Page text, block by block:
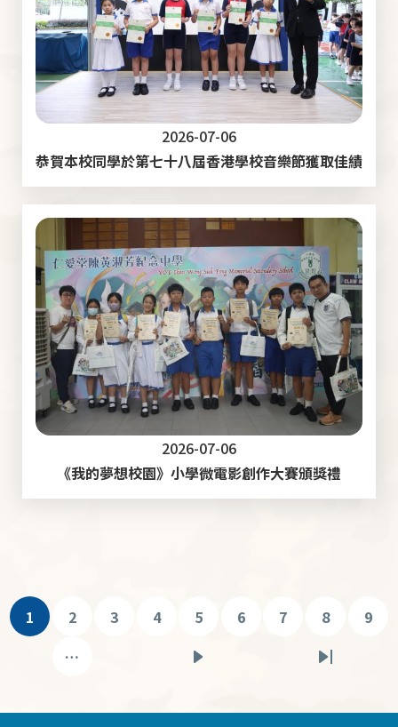
2026-07-06
恭賀本校同學於第七十八屆香港學校音樂節獲取佳績
2026-07-06
《我的夢想校園》小學微電影創作大賽頒獎禮
Pagination
目
1
頁
面
2
頁
3
頁
4
頁
面
5
頁
6
頁
7
頁
面
8
頁
9
…
頁
Last